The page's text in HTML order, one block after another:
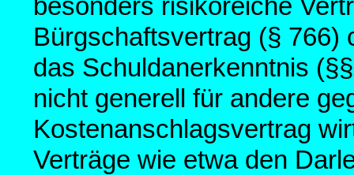
besonders risikoreiche
Bürgschaftsvertrag (§ 766)
das Schuldanerkenntnis
nicht generell für andere
Kostenanschlagsvertrag
Verträge wie etwa den